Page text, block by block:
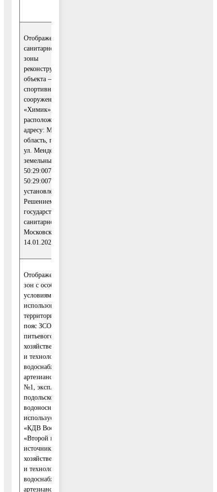
Отображение границ
санитарно-защитной
зоны
реконструируемого
объекта – комплексного
спортивного
сооружения (стадион)
«Химик»,
расположенного по
адресу: Московская
область, г. Воскресенск,
ул. Менделеева, д. 2 на
земельных участках К№
50:29:0070501:37 и
50:29:0070501:338»,
установленной
Решением Главного
государственного
санитарного врача по
Московской области от
14.01.2021 №8-04
Отображение границ
зон с особыми
условиями
использования
территорий: «Первый
пояс ЗСО источника
питьевого,
хозяйственно-бытового
и технологического
водоснабжения –
артезианской скважины
№1, эксплуатирующей
подольско-мячковской
водоносный комплекс,
используемый ООО
«КДВ Воскресенск»,
«Второй пояс ЗСО
источника питьевого,
хозяйственно-бытового
и технологического
водоснабжения –
артезианской скважины